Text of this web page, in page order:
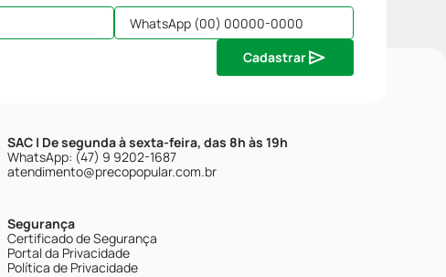
Cadastrar
SAC | De segunda à sexta-feira, das 8h às 19h
WhatsApp: (47) 9 9202-1687
atendimento@precopopular.com.br
Segurança
Certificado de Segurança
Portal da Privacidade
Política de Privacidade